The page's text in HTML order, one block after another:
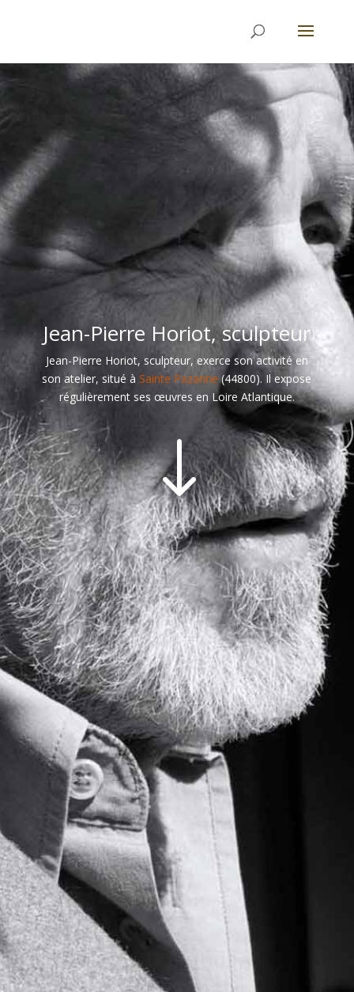
Jean-Pierre Horiot, sculpteur
Jean-Pierre Horiot, sculpteur, exerce son activité en
son atelier, situé à Sainte Pazanne (44800). Il expose
régulièrement ses œuvres en Loire Atlantique.
"